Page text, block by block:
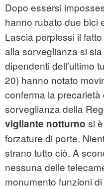
Dopo essersi
hanno rubato due bici
Lascia perplessi il
alla sorveglianza si
dipendenti dell'ultimo
20) hanno notato
conferma la precarietà
sorveglianza della
vigilante notturno si
forzature di porte.
strano tutto ciò. A
nessuna delle
monumento funzioni